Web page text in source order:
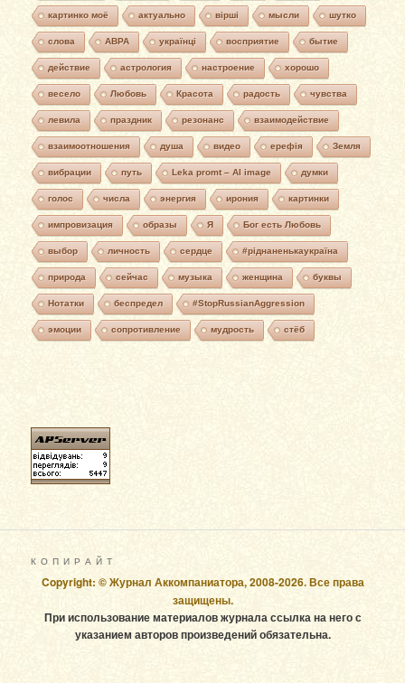
картинко моё актуально вірші мысли шутко
слова АВРА українці восприятие бытие
действие астрология настроение хорошо
весело Любовь Красота радость чувства
левила праздник резонанс взаимодействие
взаимоотношения душа видео ерефія Земля
вибрации путь Leka promt – AI image думки
голос числа энергия ирония картинки
импровизация образы Я Бог есть Любовь
выбор личность сердце #ріднаненькаукраїна
природа сейчас музыка женщина буквы
Нотатки беспредел #StopRussianAggression
эмоции сопротивление мудрость стёб
К О П И Р А Й Т
Copyright: © Журнал Аккомпаниатора, 2008-2026. Все права
защищены.
При использование материалов журнала ссылка на него с
указанием авторов произведений обязательна.